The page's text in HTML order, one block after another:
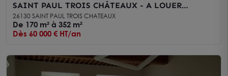
SAINT PAUL TROIS CHÂTEAUX - A LOUER
PLATEAUX DE BUREAUX NEUFS DIVISIBLES
AVEC PARKING
26130 SAINT PAUL TROIS CHATEAUX
De 170 m² à 352 m²
Dès 60 000 € HT/an